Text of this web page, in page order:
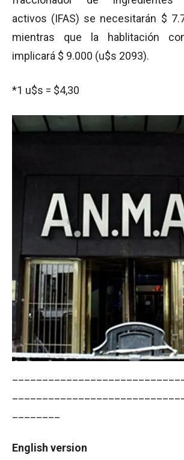
activos (IFAS) se necesitarán $
mientras que la hablitación
implicará $ 9.000 (u$s 2093).
*1 u$s = $4,30
English version